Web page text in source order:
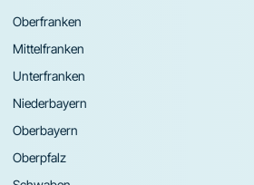
Oberfranken
Mittelfranken
Unterfranken
Niederbayern
Oberbayern
Oberpfalz